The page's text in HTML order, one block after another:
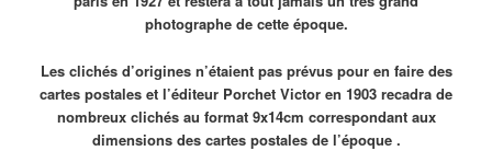
photographe de cette époque.
Les clichés d’origines n’étaient pas prévus pour en faire des
cartes postales et l’éditeur Porchet Victor en 1903 recadra de
nombreux clichés au format 9x14cm correspondant aux
dimensions des cartes postales de l’époque .